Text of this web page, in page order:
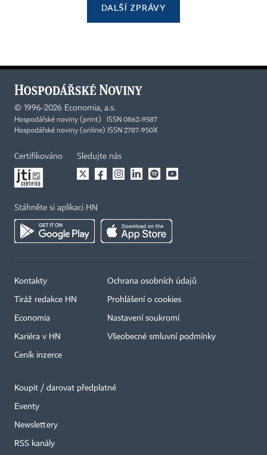
DALŠÍ ZPRÁVY
© 1996-2026 Economia, a.s.
Hospodářské noviny (print) ISSN 0862-9587
Hospodářské noviny (online) ISSN 2787-950X
Certifikováno Sledujte nás
Stáhněte si aplikaci HN
Kontakty
Tiráž redakce HN
Economia
Kariéra v HN
Ceník inzerce
Ochrana osobních údajů
Prohlášení o cookies
Nastavení soukromí
Všeobecné smluvní podmínky
Koupit / darovat předplatné
Eventy
Newslettery
RSS kanály